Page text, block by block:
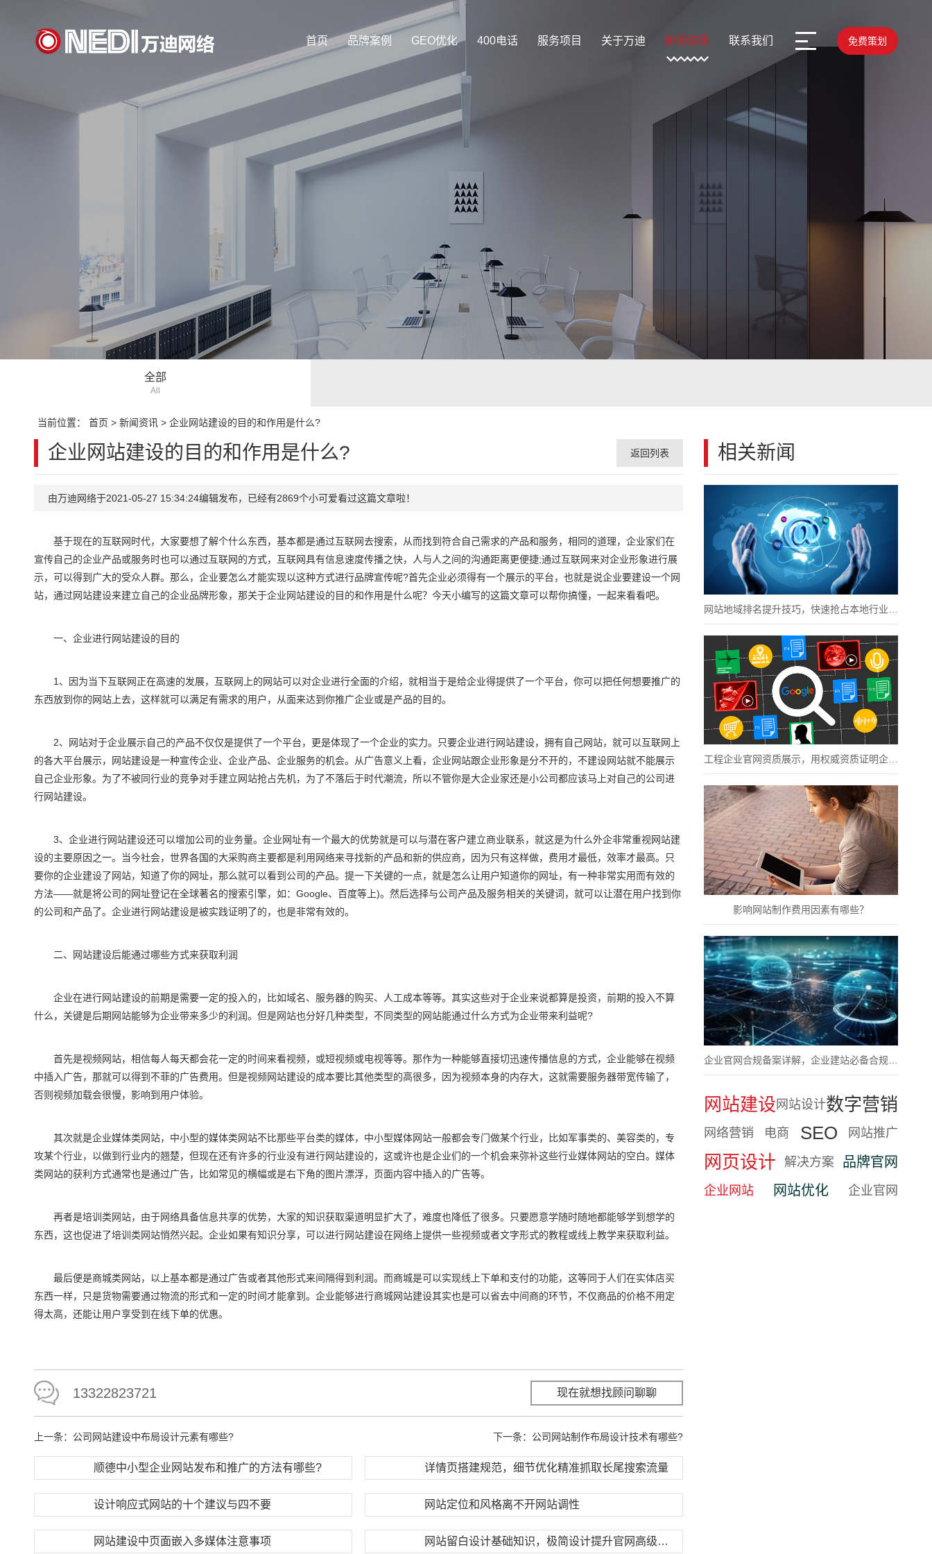
首页 品牌案例 GEO优化 400电话 服务项目 关于万迪 新闻资讯 联系我们 免费策划
全部
All
当前位置： 首页 > 新闻资讯> 企业网站建设的目的和作用是什么?
相关新闻
工程企业官网资质展示，用权威资质证明企业实力
影响网站制作费用因素有哪些？
网站建设 网站设计数字营销
网络营销 电商 SEO 网站推广
网页设计 解决方案 品牌官网
企业网站 网站优化 企业官网
企业网站建设的目的和作用是什么? 返回列表
由万迪网络于2021-05-27 15:34:24编辑发布，已经有2869个小可爱看过这篇文章啦！
基于现在的互联网时代，大家要想了解个什么东西，基本都是通过互联网去搜索，从而找到符合自己需求的产品和服务，相同的道理，企业家们在
宣传自己的企业产品或服务时也可以通过互联网的方式，互联网具有信息速度传播之快，人与人之间的沟通距离更便捷;通过互联网来对企业形象进行展
示，可以得到广大的受众人群。那么，企业要怎么才能实现以这种方式进行品牌宣传呢?首先企业必须得有一个展示的平台，也就是说企业要建设一个网
站，通过网站建设来建立自己的企业品牌形象，那关于企业网站建设的目的和作用是什么呢？今天小编写的这篇文章可以帮你搞懂，一起来看看吧。
一、企业进行网站建设的目的
1、因为当下互联网正在高速的发展，互联网上的网站可以对企业进行全面的介绍，就相当于是给企业得提供了一个平台，你可以把任何想要推广的
东西放到你的网站上去，这样就可以满足有需求的用户，从面来达到你推广企业或是产品的目的。
2、网站对于企业展示自己的产品不仅仅是提供了一个平台，更是体现了一个企业的实力。只要企业进行网站建设，拥有自己网站，就可以互联网上
的各大平台展示，网站建设是一种宣传企业、企业产品、企业服务的机会。从广告意义上看，企业网站跟企业形象是分不开的，不建设网站就不能展示
自己企业形象。为了不被同行业的竞争对手建立网站抢占先机，为了不落后于时代潮流，所以不管你是大企业家还是小公司都应该马上对自己的公司进
行网站建设。
3、企业进行网站建设还可以增加公司的业务量。企业网址有一个最大的优势就是可以与潜在客户建立商业联系，就这是为什么外企非常重视网站建
设的主要原因之一。当今社会，世界各国的大采购商主要都是利用网络来寻找新的产品和新的供应商，因为只有这样做，费用才最低，效率才最高。只
要你的企业建设了网站，知道了你的网址，那么就可以看到公司的产品。提一下关键的一点，就是怎么让用户知道你的网址，有一种非常实用而有效的
方法——就是将公司的网址登记在全球著名的搜索引擎，如：Google、百度等上)。然后选择与公司产品及服务相关的关键词，就可以让潜在用户找到你
的公司和产品了。企业进行网站建设是被实践证明了的，也是非常有效的。
二、网站建设后能通过哪些方式来获取利润
企业在进行网站建设的前期是需要一定的投入的，比如域名、服务器的购买、人工成本等等。其实这些对于企业来说都算是投资，前期的投入不算
什么，关键是后期网站能够为企业带来多少的利润。但是网站也分好几种类型，不同类型的网站能通过什么方式为企业带来利益呢?
首先是视频网站，相信每人每天都会花一定的时间来看视频，或短视频或电视等等。那作为一种能够直接切迅速传播信息的方式，企业能够在视频
中插入广告，那就可以得到不菲的广告费用。但是视频网站建设的成本要比其他类型的高很多，因为视频本身的内存大，这就需要服务器带宽传输了，
否则视频加载会很慢，影响到用户体验。
其次就是企业媒体类网站，中小型的媒体类网站不比那些平台类的媒体，中小型媒体网站一般都会专门做某个行业，比如军事类的、美容类的，专
攻某个行业，以做到行业内的翘楚，但现在还有许多的行业没有进行网站建设的，这或许也是企业们的一个机会来弥补这些行业媒体网站的空白。媒体
类网站的获利方式通常也是通过广告，比如常见的横幅或是右下角的图片漂浮，页面内容中插入的广告等。
再者是培训类网站，由于网络具备信息共享的优势，大家的知识获取渠道明显扩大了，难度也降低了很多。只要愿意学随时随地都能够学到想学的
东西，这也促进了培训类网站悄然兴起。企业如果有知识分享，可以进行网站建设在网络上提供一些视频或者文字形式的教程或线上教学来获取利益。
最后便是商城类网站，以上基本都是通过广告或者其他形式来间隔得到利润。而商城是可以实现线上下单和支付的功能，这等同于人们在实体店买
东西一样，只是货物需要通过物流的形式和一定的时间才能拿到。企业能够进行商城网站建设其实也是可以省去中间商的环节，不仅商品的价格不用定
得太高，还能让用户享受到在线下单的优惠。
13322823721 现在就想找顾问聊聊
上一条： 公司网站建设中布局设计元素有哪些? 下一条： 公司网站制作布局设计技术有哪些?
顺德中小型企业网站发布和推广的方法有哪些? 详情页搭建规范，细节优化精准抓取长尾搜索流量
设计响应式网站的十个建议与四不要 网站定位和风格离不开网站调性
网站建设中页面嵌入多媒体注意事项 网站留白设计基础知识，极简设计提升官网高级质感